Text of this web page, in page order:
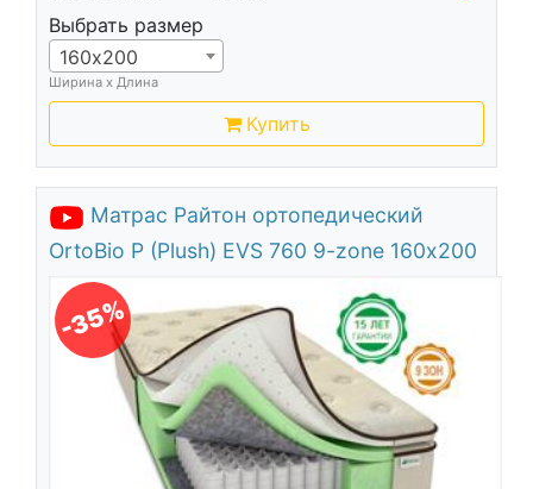
Выбрать размер
160х200
Ширина х Длина
Купить
Матрас Райтон ортопедический
OrtoBio P (Plush) EVS 760 9-zone 160х200
-35%